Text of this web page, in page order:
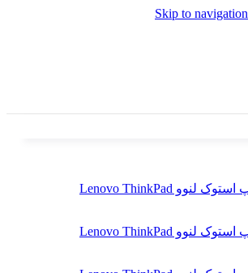
Skip to navigation